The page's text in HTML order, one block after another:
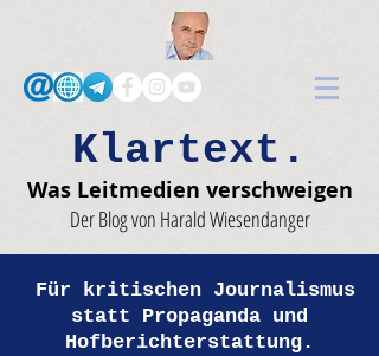
Klartext.
Was Leitmedien verschweigen
Der Blog von Harald Wiesendanger
Für kritischen Journalismus
statt Propaganda und
Hofberichterstattung.